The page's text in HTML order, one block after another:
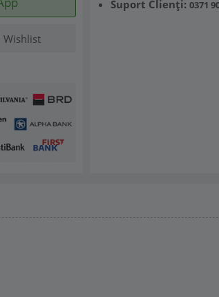
Wishlist
Suport Clienți: 0371